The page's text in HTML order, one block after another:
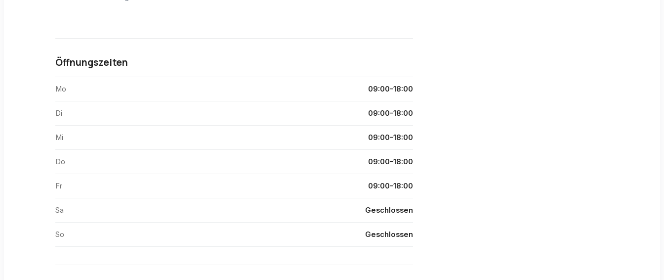
Öffnungszeiten
Mo 09:00–18:00
Di 09:00–18:00
Mi 09:00–18:00
Do 09:00–18:00
Fr 09:00–18:00
Sa Geschlossen
So Geschlossen